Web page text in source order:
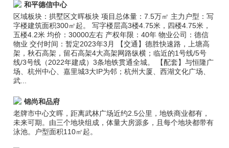
和平德信中心
区域板块：拱墅区文晖板块 项目总体量：7.5万㎡ 主力户型：写
字楼建筑面积300㎡起。 写字楼层高3楼4.75米，四楼4.75米，
五楼4.2米 均价：30000左右 产权年限：40年 物业公司：德信
物业 交付时间：暂定2023年3月 【交通】德胜快速路，上塘高
架，秋石高架，留石高架4大高架网路纵横；临近的1号线/5号
线/3号线（2022年建成）3条地铁贯通全城。 【配套】与恒隆广
场、杭州中心、嘉里城3大IP为邻；杭州大厦、西湖文化广场、
武...
锦尚和品府
老牌市中心文晖，距离武林广场近约2.5公里，地铁商业都有，
未来可期。由三个地块组成，体量大房源多，且每个地块都带有
泳池。户型面积110㎡起。